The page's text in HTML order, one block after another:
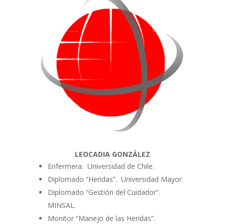
LEOCADIA GONZÁLEZ
Enfermera. Universidad de Chile.
Diplomado “Heridas”. Universidad Mayor.
Diplomado “Gestión del Cuidador”.
MINSAL.
Monitor “Manejo de las Heridas”.